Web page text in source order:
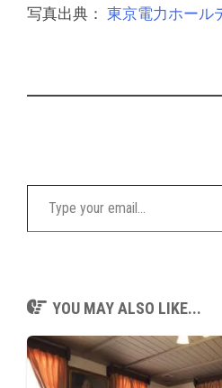
写真出典： 東京電力ホール
Type your email…
YOU MAY ALSO LIKE...